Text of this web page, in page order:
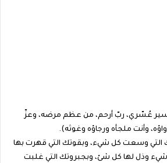
عُسّري، ربّ أرحم، من عظم مرضه، وعزّ
وأنت ملجأه ورجاؤه وغوثه).
التي وسعت كل شيء، وبقوتك التي قهرت بها
وذل لها كل شئ، وبجبروتك التي غلبت